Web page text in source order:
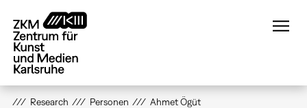
zum
Inhalt
Research Personen Ahmet Ögüt